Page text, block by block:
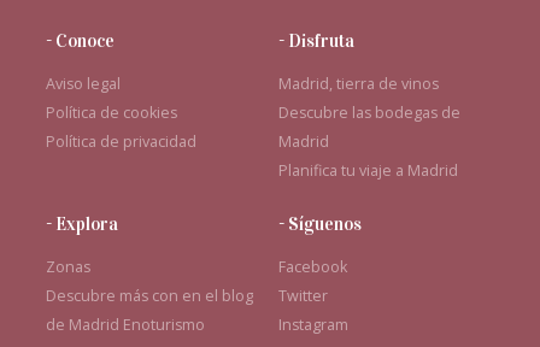
- Conoce
Aviso legal
Política de cookies
Política de privacidad
- Disfruta
Madrid, tierra de vinos
Descubre las bodegas de
Madrid
Planifica tu viaje a Madrid
- Explora
Zonas
Descubre más con en el blog
de Madrid Enoturismo
- Síguenos
Facebook
Twitter
Instagram